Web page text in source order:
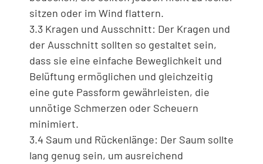
sitzen oder im Wind flattern.
3.3 Kragen und Ausschnitt: Der Kragen und
der Ausschnitt sollten so gestaltet sein,
dass sie eine einfache Beweglichkeit und
Belüftung ermöglichen und gleichzeitig
eine gute Passform gewährleisten, die
unnötige Schmerzen oder Scheuern
minimiert.
3.4 Saum und Rückenlänge: Der Saum sollte
lang genug sein, um ausreichend